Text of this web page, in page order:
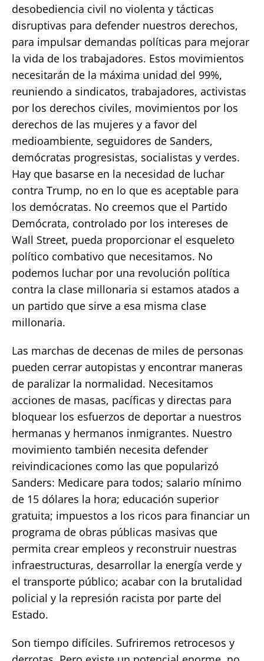
desobediencia civil no violenta y tácticas
disruptivas para defender nuestros derechos,
para impulsar demandas políticas para mejorar
la vida de los trabajadores. Estos movimientos
necesitarán de la máxima unidad del 99%,
reuniendo a sindicatos, trabajadores, activistas
por los derechos civiles, movimientos por los
derechos de las mujeres y a favor del
medioambiente, seguidores de Sanders,
demócratas progresistas, socialistas y verdes.
Hay que basarse en la necesidad de luchar
contra Trump, no en lo que es aceptable para
los demócratas. No creemos que el Partido
Demócrata, controlado por los intereses de
Wall Street, pueda proporcionar el esqueleto
político combativo que necesitamos. No
podemos luchar por una revolución política
contra la clase millonaria si estamos atados a
un partido que sirve a esa misma clase
millonaria.
Las marchas de decenas de miles de personas
pueden cerrar autopistas y encontrar maneras
de paralizar la normalidad. Necesitamos
acciones de masas, pacíficas y directas para
bloquear los esfuerzos de deportar a nuestros
hermanas y hermanos inmigrantes. Nuestro
movimiento también necesita defender
reivindicaciones como las que popularizó
Sanders: Medicare para todos; salario mínimo
de 15 dólares la hora; educación superior
gratuita; impuestos a los ricos para financiar un
programa de obras públicas masivas que
permita crear empleos y reconstruir nuestras
infraestructuras, desarrollar la energía verde y
el transporte público; acabar con la brutalidad
policial y la represión racista por parte del
Estado.
Son tiempo difíciles. Sufriremos retrocesos y